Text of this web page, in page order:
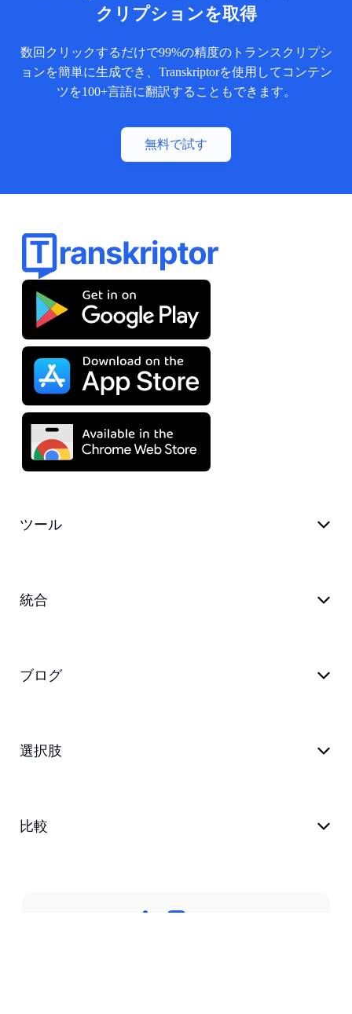
クリプションを取得
数回クリックするだけで99%の精度のトランスクリプシ
ョンを簡単に生成でき、Transkriptorを使用してコンテン
ツを100+言語に翻訳することもできます。
無料で試す
ツール
統合
ブログ
選択肢
比較